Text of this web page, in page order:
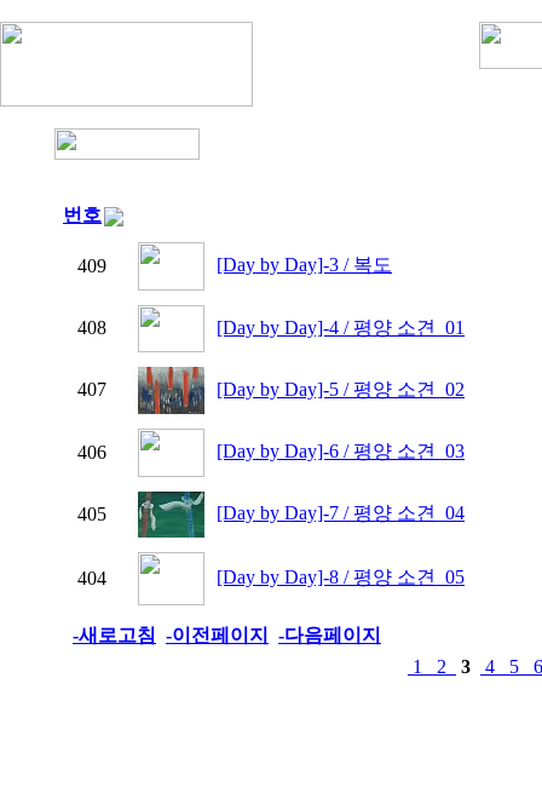
번호
409 [Day by Day]-3 / 복도
408 [Day by Day]-4 / 평양 소견_01
407 [Day by Day]-5 / 평양 소견_02
406 [Day by Day]-6 / 평양 소견_03
405 [Day by Day]-7 / 평양 소견_04
404 [Day by Day]-8 / 평양 소견_05
-새로고침 -이전페이지
-다음페이지
1
2 3 4 5